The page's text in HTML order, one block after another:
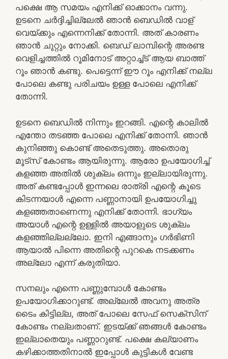
പക്ഷെ ആ സമയം എനിക്ക് ഓക്കാനം വന്നു.
ഉടനെ ചര്‍ദ്ദിച്ചില്ലേല്‍ ഞാന്‍ ബെഡില്‍ വാള്
വെയ്ക്കും എന്നെനിക്ക് തോന്നി. അത് കാരണം
ഞാന്‍ ചുറ്റും നോക്കി. ബെഡ് ലാമ്പിന്റെ അരണ്ട
വെളിച്ചത്തില്‍ റൂമിനോട് അറ്റാച്ച്ട് ആയ ബാത്ത്
റൂം ഞാന്‍ കണ്ടു. പെട്ടെന്ന് ഈ റൂം എനിക്ക് നല്ല
പോലെ കണ്ടു പരിചയം ഉള്ള പോലെ എനിക്ക്
തോന്നി.
ഉടനെ ബെഡില്‍ നിന്നും ഇറങ്ങി. എന്റെ കാലില്‍
എന്തോ തടഞ്ഞ പോലെ എനിക്ക് തോന്നി. ഞാന്‍
കുനിഞ്ഞു കൊണ്ട് അതെടുത്തു. അതൊരു
മൂട്സ് കോണ്ടം ആയിരുന്നു. ആരോ ഉപയോഗിച്ച്
കളഞ്ഞ അതില്‍ ശുക്ലം ഒന്നും ഇല്ലായിരുന്നു.
അത് കണ്ടപ്പോള്‍ ഇന്നലെ രാത്രി എന്റെ കൂടെ
കിടന്നയാള്‍ എന്നെ പണ്ണാനായി ഉപയോഗിച്ചു
കളഞ്ഞതാണെന്നു എനിക്ക് തോന്നി. ഭാഗ്യം
അയാള്‍ എന്റെ ഉള്ളില്‍ അയാളുടെ ശുക്ലം
കളഞ്ഞില്ലല്ലോ. ഇനി എങ്ങാനും ഗര്‍ഭിണി
ആയാല്‍ പിന്നെ അതിന്റെ പുറകെ നടക്കണം
അല്ലോ എന്ന് കരുതിയാ.
സനലും എന്നെ പണ്ണുമ്പോള്‍ കോണ്ടം
ഉപയോഗിക്കാറുണ്ട്. അല്ലേല്‍ അവനു അത്ര
ടൈം കിട്ടില്ല, അത് പോലെ സേഫ് സെക്സിന്
കോണ്ടം നല്ലതാണ്. ഇടയ്ക്ക് ഞങ്ങള്‍ കോണ്ടം
ഇല്ലാതെയും പണ്ണാറുണ്ട്. പക്ഷെ കല്യാണം
കഴിക്കാത്തതിനാല്‍ ഇപ്പോള്‍ കുട്ടികള്‍ വേണ്ട